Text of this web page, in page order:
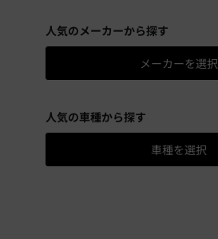
人気のメーカーから探す
メーカーを選択
人気の車種から探す
車種を選択